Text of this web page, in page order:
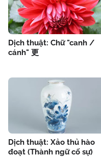
Dịch thuật: Chữ "canh /
cánh" 更
Dịch thuật: Xảo thủ hào
đoạt (Thành ngữ cố sự)